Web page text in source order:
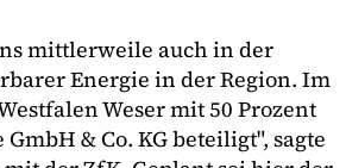
mittlerweile auch in der
Energie in der Region. Im
Weser mit 50 Prozent
& Co. KG beteiligt", sagte